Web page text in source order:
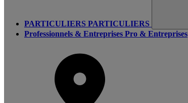
PARTICULIERS PARTICULIERS
Professionnels & Entreprises Pro & Entreprises